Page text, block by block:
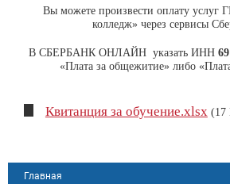
Вы можете произвести оплату услуг
колледж» через сервисы
В СБЕРБАНК ОНЛАЙН указать ИНН
«Плата за общежитие» либо
Квитанция за обучение.xlsx (17
Главная